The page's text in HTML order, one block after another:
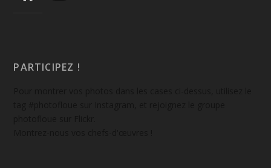
PARTICIPEZ !